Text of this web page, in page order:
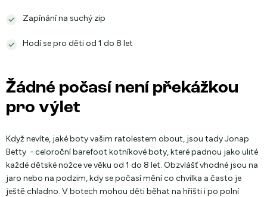
Zapínání na suchý zip
Hodí se pro děti od 1 do 8 let
Žádné počasí není překážkou
pro výlet
Když nevíte, jaké boty vašim ratolestem obout, jsou tady Jonap
Betty - celoroční barefoot kotníkové boty, které padnou jako ulité
každé dětské nožce ve věku od 1 do 8 let. Obzvlášť vhodné jsou na
jaro nebo na podzim, kdy se počasí mění co chvilka a často je
ještě chladno. V botech mohou děti běhat na hřišti i po polní